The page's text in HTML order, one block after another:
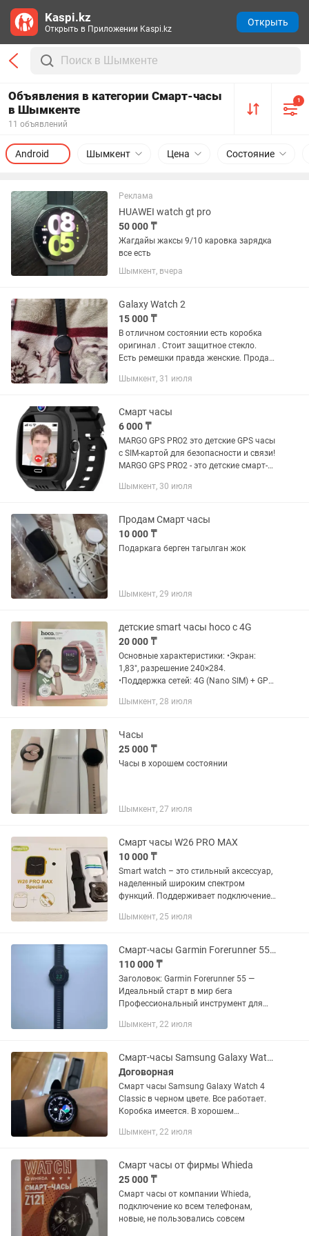
Объявления в категории Смарт-часы
в Шымкенте
11 объявлений
1
Шымкент Цена Состояние
Android
Реклама
HUAWEI watch gt pro
50 000 ₸
Жагдайы жаксы 9/10 каровка зарядка
все есть
Шымкент, вчера
Galaxy Watch 2
15 000 ₸
В отличном состоянии есть коробка
оригинал . Стоит защитное стекло.
Есть ремешки правда женские. Продам
Шымкент, 31 июля
Смарт часы
6 000 ₸
MARGO GPS PRO2 это детские GPS часы
с SIM-картой для безопасности и связи!
MARGO GPS PRO2 - это детские смарт-
прослушки и поддерживающие
Шымкент, 30 июля
Продам Смарт часы
10 000 ₸
Подаркага берген тагылган жок
Шымкент, 29 июля
детские smart часы hoco с 4G
20 000 ₸
Основные характеристики: •Экран:
1,83″, разрешение 240×284. ￼
•Поддержка сетей: 4G (Nano SIM) + GPS
camera” (вероятно, 30 Мп “эффективное
Шымкент, 28 июля
Часы
25 000 ₸
Часы в хорошем состоянии
Шымкент, 27 июля
Смарт часы W26 PRO MAX
10 000 ₸
Smart watch – это стильный аксессуар,
наделенный широким спектром
функций. Поддерживает подключение
на платформах Android или iOS.
Шымкент, 25 июля
Смарт-часы Garmin Forerunner 55 42 мм серый
110 000 ₸
Заголовок: Garmin Forerunner 55 —
Идеальный старт в мир бега
Профессиональный инструмент для
55 ориентирован на тех, кто ценит
Шымкент, 22 июля
Смарт-часы Samsung Galaxy Watch 4 Classic
Договорная
Смарт часы Samsung Galaxy Watch 4
Classic в черном цвете. Все работает.
Коробка имеется. В хорошем
возможен. Пишите в каспи чат, , из за
Шымкент, 22 июля
Смарт часы от фирмы Whieda
25 000 ₸
Смарт часы от компании Whieda,
подключение ко всем телефонам,
новые, не пользовались совсем
Kaspi.kz
Открыть в Приложении Kaspi.kz
Открыть